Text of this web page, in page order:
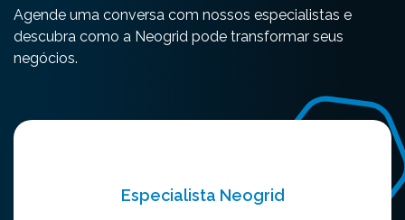
Agende uma conversa com nossos especialistas e
descubra como a Neogrid pode transformar seus
negócios.
Especialista Neogrid